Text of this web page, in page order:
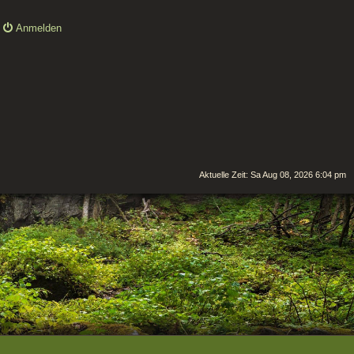
Anmelden
Aktuelle Zeit: Sa Aug 08, 2026 6:04 pm